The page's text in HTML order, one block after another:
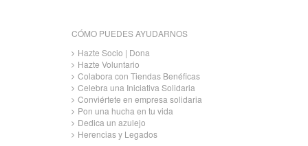
CÓMO PUEDES AYUDARNOS
Hazte Socio | Dona
Hazte Voluntario
Colabora con Tiendas Benéficas
Celebra una Iniciativa Solidaria
Conviértete en empresa solidaria
Pon una hucha en tu vida
Dedica un azulejo
Herencias y Legados